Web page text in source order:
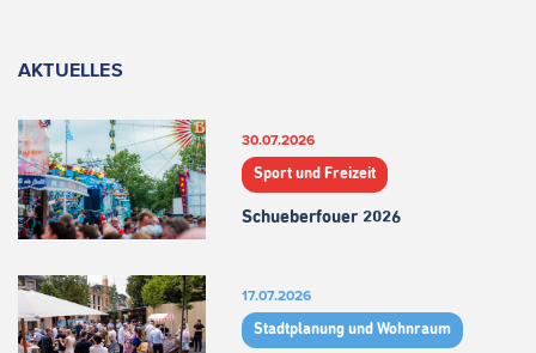
AKTUELLES
30.07.2026
Sport und Freizeit
Schueberfouer 2026
17.07.2026
Stadtplanung und Wohnraum